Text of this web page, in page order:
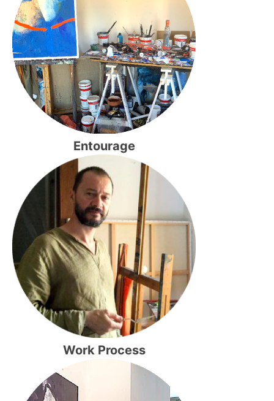
Entourage
Work Process